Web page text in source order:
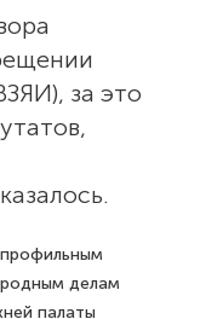
за это
делам
палаты